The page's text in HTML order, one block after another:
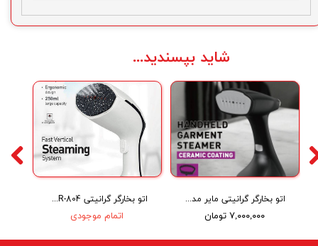
اتو بخارگر گرانیتی Maier MR-804
اتمام موجودی
اتو بخارگر گرانیتی مایر مدل Maier MR-805
۷,۰۰۰,۰۰۰ تومان
شاید بپسندید...